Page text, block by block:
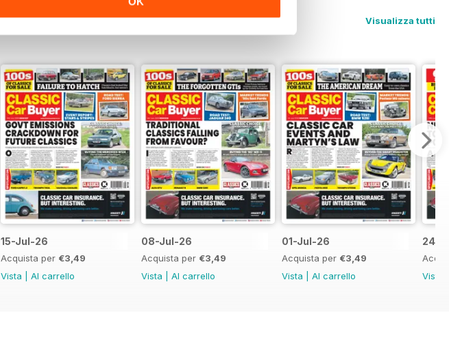
Visualizza tutti
15-Jul-26
Acquista per €3,49
Vista
Al carrello
08-Jul-26
Acquista per €3,49
Vista
Al carrello
01-Jul-26
Acquista per €3,49
Vista
Al carrello
24-
Vista